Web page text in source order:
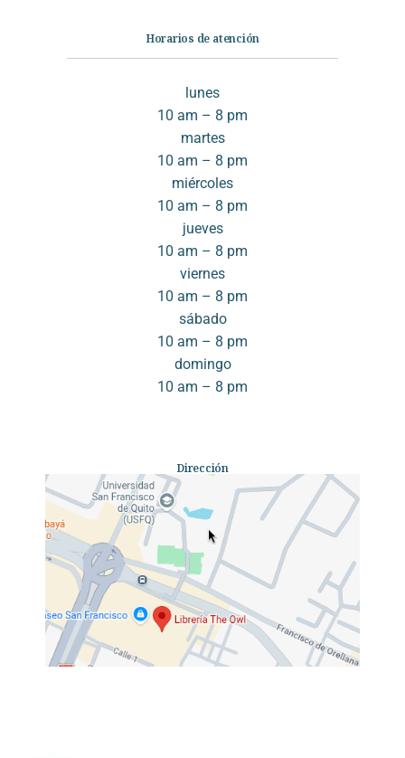
Horarios de atención
lunes
10 am – 8 pm
martes
10 am – 8 pm
miércoles
10 am – 8 pm
jueves
10 am – 8 pm
viernes
10 am – 8 pm
sábado
10 am – 8 pm
domingo
10 am – 8 pm
Dirección